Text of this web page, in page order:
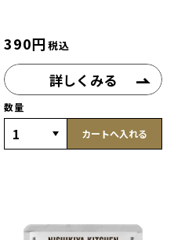
390円税込
詳しくみる
数量
カートへ入れる